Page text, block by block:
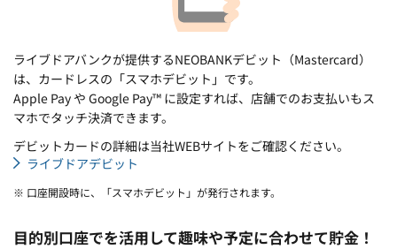
ライブドアバンクが提供するNEOBANKデビット（Mastercard）
は、カードレスの「スマホデビット」です。
Apple Pay や Google Pay™ に設定すれば、店舗でのお支払いもス
マホでタッチ決済できます。
デビットカードの詳細は当社WEBサイトをご確認ください。
ライブドアデビット
※ 口座開設時に、「スマホデビット」が発行されます。
目的別口座でを活用して趣味や予定に合わせて貯金！